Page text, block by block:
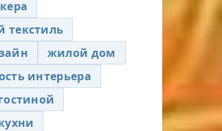
жилой дом
интерьера